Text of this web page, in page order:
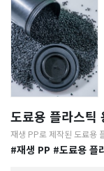
도료용 플라스틱
재생 PP로 제작된 도료용
#재생 PP #도료용 플